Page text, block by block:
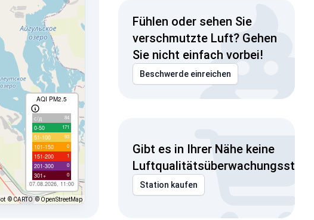
AQI PM2.5
с/д 84
0-50 171
51-100 93
101-150 0
151-200 1
201-300 0
301+ 0
07.08.2026, 11:00
© CARTO © OpenStreetMap
Fühlen oder sehen Sie
verschmutzte Luft? Gehen
Sie nicht einfach vorbei!
Beschwerde einreichen
Gibt es in Ihrer Nähe keine
Station kaufen